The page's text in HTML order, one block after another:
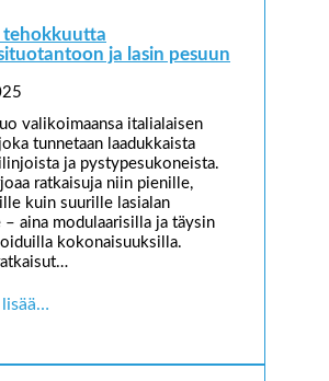
tehokkuutta
ja lasin pesuun
valikoimaansa italialaisen
joka tunnetaan laadukkaista
ja pystypesukoneista.
ratkaisuja niin pienille,
kuin suurille lasialan
aina modulaarisilla ja täysin
kokonaisuuksilla.
lisää…